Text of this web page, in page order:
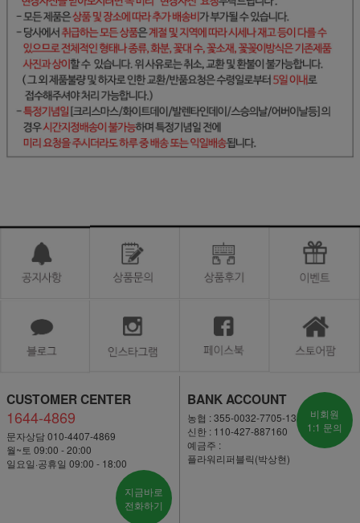
CUSTOMER CENTER
1644-4869
문자상담 010-4407-4869
월~토 09:00 - 20:00
일요일·공휴일 09:00 - 18:00
지금바로
전화하기
BANK ACCOUNT
농협 : 355-0032-7705-13
신한 : 110-427-887160
예금주 :
플라워리퍼블릭(박상현)
비회원
1:1 문의